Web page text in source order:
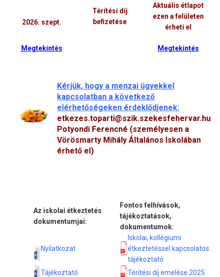
2026. szept.
Térítési díj
befizetése
Aktuális étlapot
ezen a felületen
érheti el
Megtekintés Megtekintés
Kérjük, hogy a menzai ügyekkel
kapcsolatban a következő
elérhetőségeken érdeklődjenek:
etkezes.toparti@szik.szekesfehervar.hu
Potyondi Ferencné (személyesen a
Vörösmarty Mihály Általános Iskolában
érhető el)
Az iskolai étkeztetés
dokumentumjai:
Fontos felhívások,
tájékoztatások,
dokumentumok:
Nyilatkozat
Iskolai, kollégiumi
étkeztetéssel kapcsolatos
tájékoztató
Tájékoztató
Térítési díj emelése 2025.